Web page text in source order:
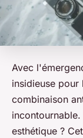
Avec
insidieuse pour
combinaison
esthétique ?